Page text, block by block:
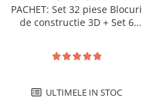
PACHET: Set 32 piese Blocuri
de constructie 3D + Set 6
ULTIMELE IN STOC